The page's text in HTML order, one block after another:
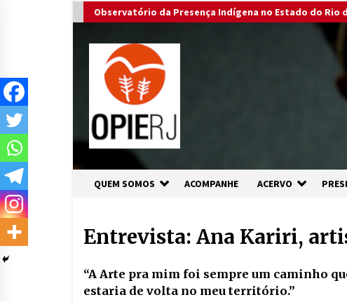
to
Observatório da Presença Indígena no Estado do Rio
QUEM SOMOS ACOMPANHE ACERVO
Entrevista: Ana Kariri,
“A Arte pra mim foi sempre um caminho
estaria de volta no meu território.”